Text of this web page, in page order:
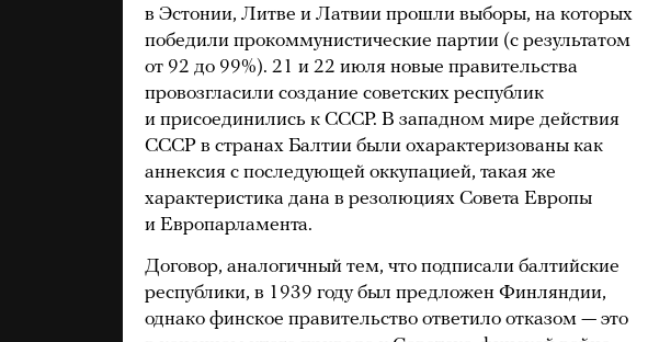
в Эстонии, Литве и Латвии прошли выборы, на которых
победили прокоммунистические партии (с результатом
от 92 до 99%). 21 и 22 июля новые правительства
провозгласили создание советских республик
и присоединились к СССР. В западном мире действия
СССР в странах Балтии были охарактеризованы как
аннексия с последующей оккупацией, такая же
характеристика дана в резолюциях Совета Европы
и Европарламента.
Договор, аналогичный тем, что подписали балтийские
республики, в 1939 году был предложен Финляндии,
однако финское правительство ответило отказом — это